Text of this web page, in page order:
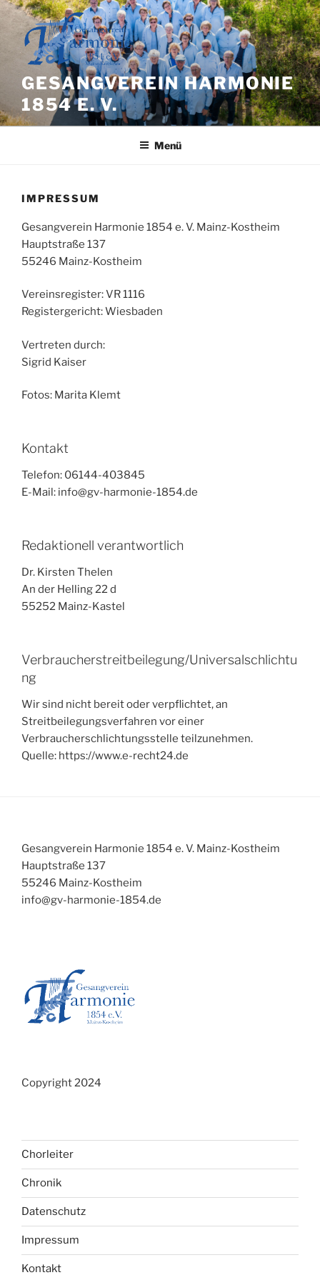
Zum
Inhalt
springen
GESANGVEREIN HARMONIE
1854 E. V.
Menü
IMPRESSUM
Gesangverein Harmonie 1854 e. V. Mainz-Kostheim
Hauptstraße 137
55246 Mainz-Kostheim
Vereinsregister: VR 1116
Registergericht: Wiesbaden
Vertreten durch:
Sigrid Kaiser
Fotos: Marita Klemt
Kontakt
Telefon: 06144-403845
E-Mail: info@gv-harmonie-1854.de
Redaktionell verantwortlich
Dr. Kirsten Thelen
An der Helling 22 d
55252 Mainz-Kastel
Verbraucherstreitbeilegung/Universalschlichtu
ng
Wir sind nicht bereit oder verpflichtet, an
Streitbeilegungsverfahren vor einer
Verbraucherschlichtungsstelle teilzunehmen.
Quelle: https://www.e-recht24.de
Gesangverein Harmonie 1854 e. V. Mainz-Kostheim
Hauptstraße 137
55246 Mainz-Kostheim
info@gv-harmonie-1854.de
Copyright 2024
Chorleiter
Chronik
Datenschutz
Impressum
Kontakt